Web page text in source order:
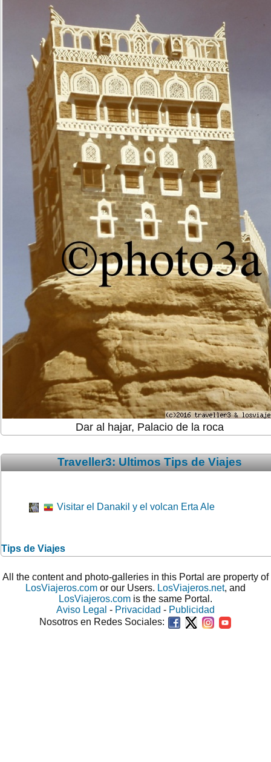
Dar al hajar, Palacio de la roca
Traveller3: Ultimos Tips de Viajes
Visitar el Danakil y el volcan Erta Ale
Tips de Viajes
All the content and photo-galleries in this Portal are property of
LosViajeros.com or our Users. LosViajeros.net, and
LosViajeros.com is the same Portal.
Aviso Legal - Privacidad - Publicidad
Nosotros en Redes Sociales: